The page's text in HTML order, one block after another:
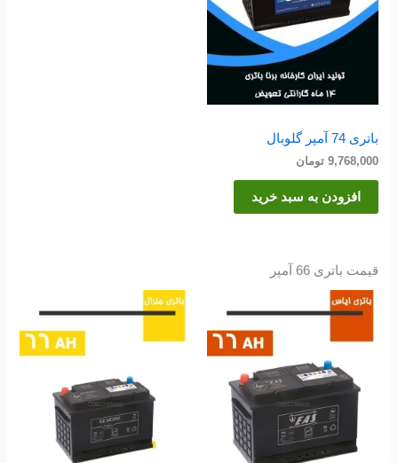
باتری 74 آمپر گلوبال
9,768,000 تومان
افزودن به سبد خرید
قیمت باتری 66 آمپر